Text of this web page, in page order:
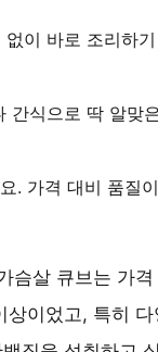
없이 바로 조리하
간식으로 딱 알맞
. 가격 대비 품질
슴살 큐브는 가
상이었고, 특히